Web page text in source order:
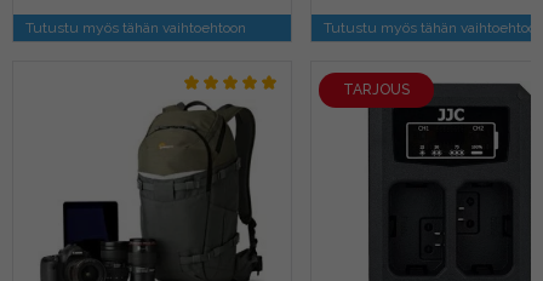
Tutustu myös tähän vaihtoehtoon Tutustu myös tähän
TARJOUS